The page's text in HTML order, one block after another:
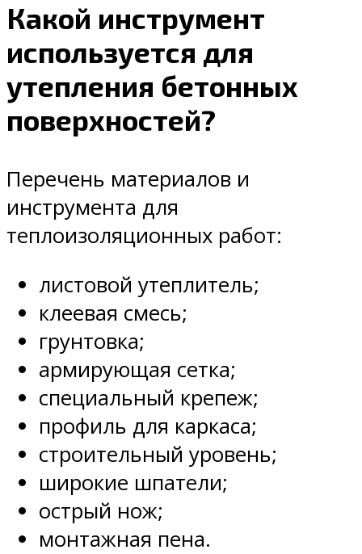
Какой инструмент
используется для
утепления бетонных
поверхностей?
Перечень материалов и
инструмента для
теплоизоляционных работ:
листовой утеплитель;
клеевая смесь;
грунтовка;
армирующая сетка;
специальный крепеж;
профиль для каркаса;
строительный уровень;
широкие шпатели;
острый нож;
монтажная пена.